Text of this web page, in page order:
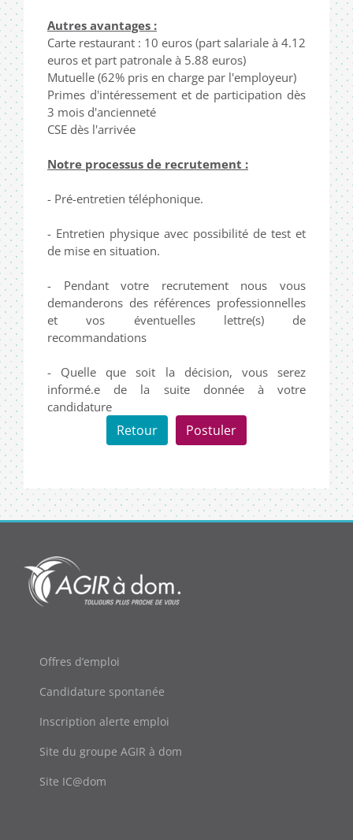
Autres avantages :
Carte restaurant : 10 euros (part salariale à 4.12
euros et part patronale à 5.88 euros)
Mutuelle (62% pris en charge par l'employeur)
Primes d'intéressement et de participation dès
3 mois d'ancienneté
CSE dès l'arrivée
Notre processus de recrutement :
- Pré-entretien téléphonique.
- Entretien physique avec possibilité de test et
de mise en situation.
- Pendant votre recrutement nous vous
demanderons des références professionnelles
et vos éventuelles lettre(s) de
recommandations
- Quelle que soit la décision, vous serez
informé.e de la suite donnée à votre
candidature
Retour Postuler
Offres d’emploi
Candidature spontanée
Inscription alerte emploi
Site du groupe AGIR à dom
Site IC@dom